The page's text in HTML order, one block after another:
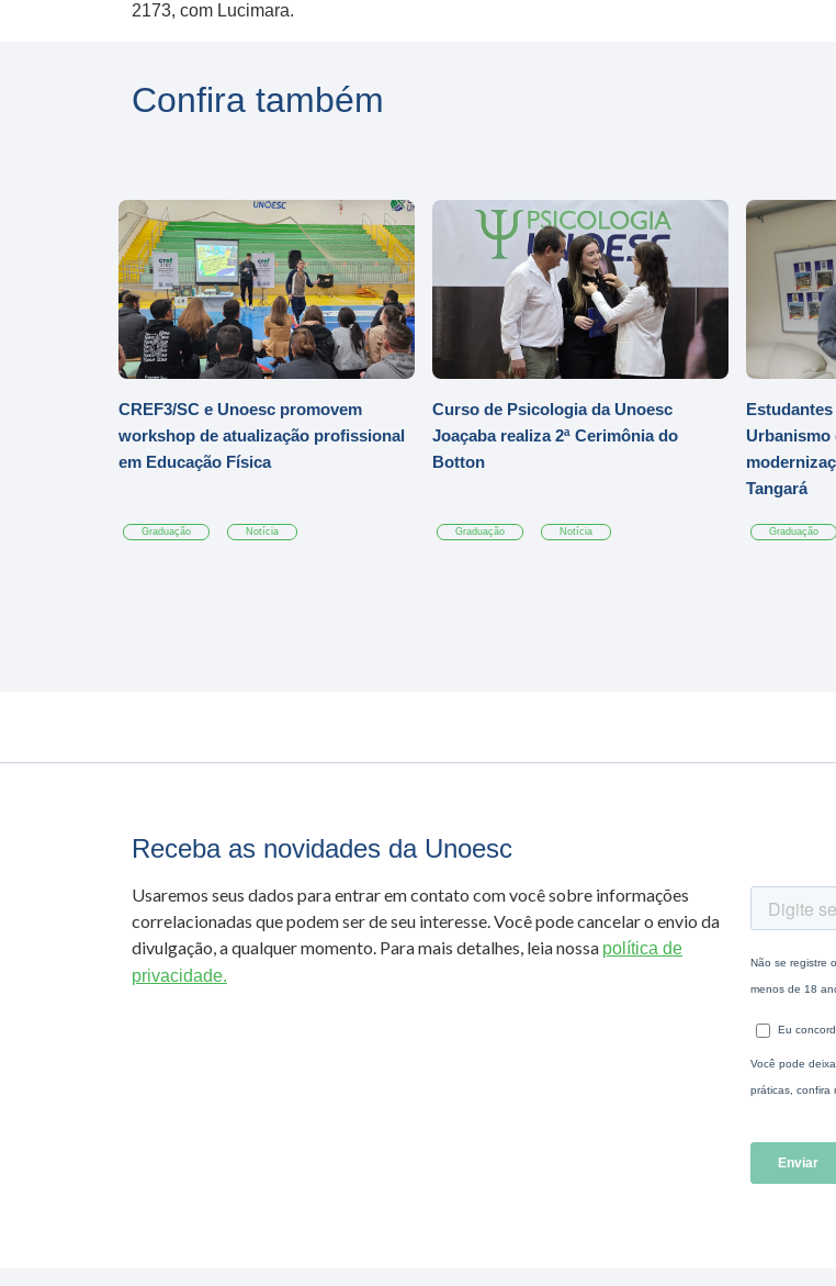
2173, com Lucimara.
Confira também
CREF3/SC e Unoesc promovem
workshop de atualização profissional
em Educação Física
Graduação Notícia
Curso de Psicologia da Unoesc
Joaçaba realiza 2ª Cerimônia do
Botton
Graduação Notícia
Urbanismo
Tangará
Graduação
Receba as novidades da Unoesc
Usaremos seus dados para entrar em contato com você sobre informações
correlacionadas que podem ser de seu interesse. Você pode cancelar o envio da
divulgação, a qualquer momento. Para mais detalhes, leia nossa política de
privacidade.